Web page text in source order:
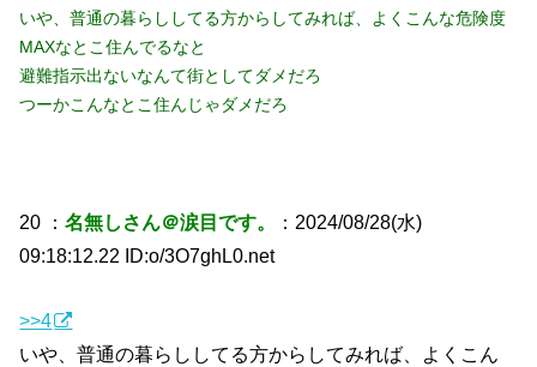
いや、普通の暮らししてる方からしてみれば、よくこんな危険度
MAXなとこ住んでるなと
避難指示出ないなんて街としてダメだろ
つーかこんなとこ住んじゃダメだろ
20 ：名無しさん＠涙目です。
：2024/08/28(水)
09:18:12.22 ID:o/3O7ghL0.net
>>4
いや、普通の暮らししてる方からしてみれば、よくこん